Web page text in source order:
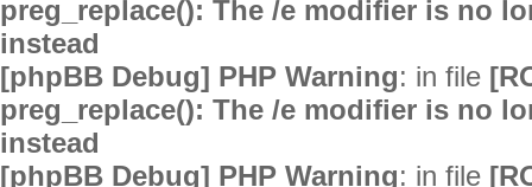
preg_replace(): The /e modifier is no
instead
[phpBB Debug] PHP Warning: in file
preg_replace(): The /e modifier is no
instead
[phpBB Debug] PHP Warning: in file